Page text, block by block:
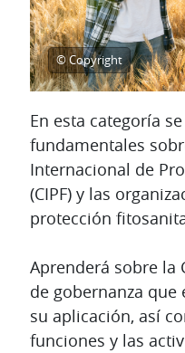
© Copyright
En esta categoría
fundamentales
Internacional de
(CIPF) y las
protección
Aprenderá sobre la
de gobernanza que
su aplicación, así
funciones y las